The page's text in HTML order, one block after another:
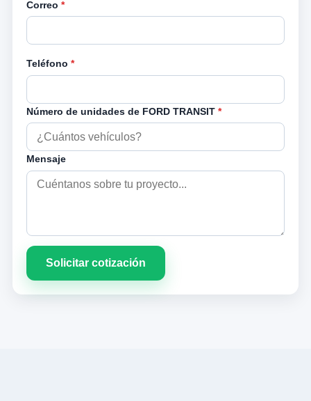
Correo *
Teléfono *
Número de unidades de FORD TRANSIT *
Mensaje
Solicitar cotización